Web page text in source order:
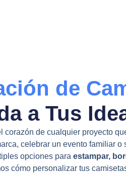
de
a Tus
corazón de cualquier proyecto
celebrar un evento familiar
opciones para estampar,
cómo personalizar tus